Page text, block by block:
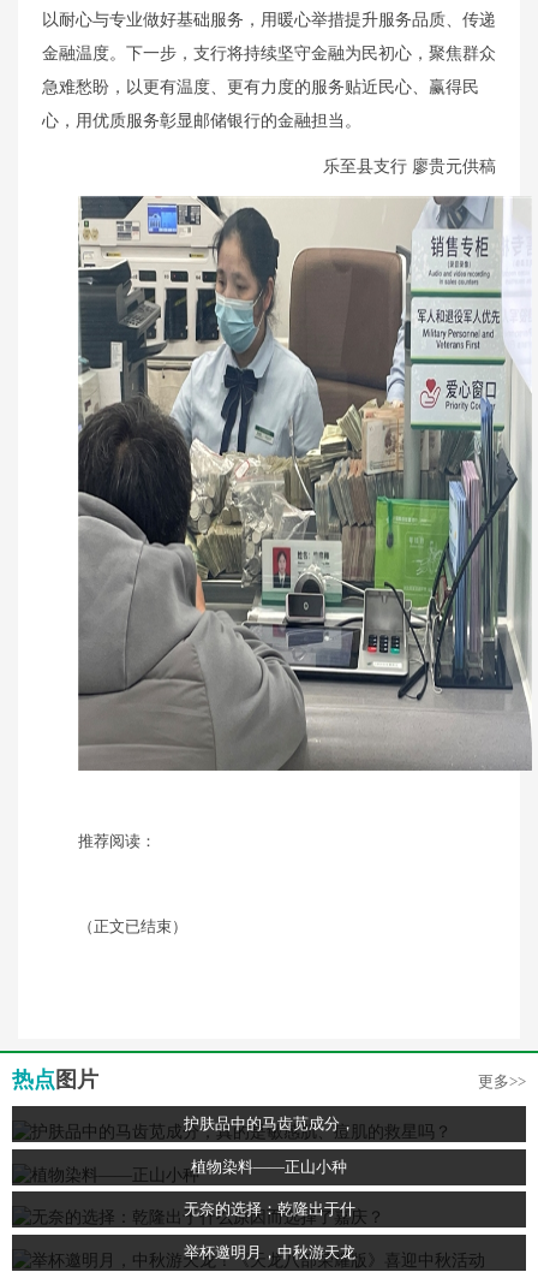
以耐心与专业做好基础服务，用暖心举措提升服务品质、传递
金融温度。下一步，支行将持续坚守金融为民初心，聚焦群众
急难愁盼，以更有温度、更有力度的服务贴近民心、赢得民
心，用优质服务彰显邮储银行的金融担当。
乐至县支行 廖贵元供稿
推荐阅读：
（正文已结束）
热点 图片 更多>>
护肤品中的马齿苋成分，
植物染料——正山小种
无奈的选择：乾隆出于什
举杯邀明月，中秋游天龙